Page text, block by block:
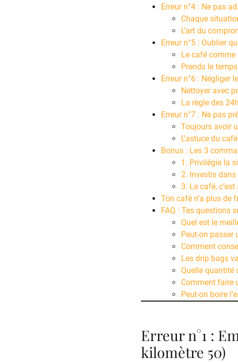
Erreur n°4 : Ne pas
Chaque
L’art du
Erreur n°5 : Oublier
Le café
Prends le
Erreur n°6 : Négliger
Nettoyer avec
La règle des 24h
Erreur n°7 : Ne pas
Toujours avoir
L’astuce du
Bonus : Les 3
1. Privilégie la
2. Investis
3. Le café,
Ton café n’a plus de
FAQ : Tes questions
Quel est le
Peut-on passer
Comment
Les drip bags
Quelle quantité
Comment faire
Peut-on boire
Erreur n°1 :
kilomètre 50)